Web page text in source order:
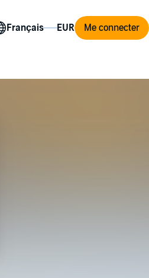
Me connecter